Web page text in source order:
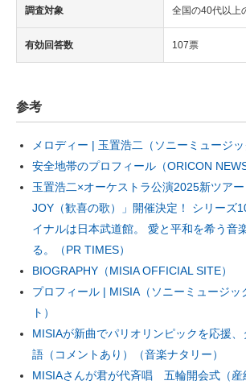
調査対象 全国の40代以上
有効回答数 107票
参考
メロディー | 玉置浩二（ソニーミュージッ
安全地帯のプロフィール（ORICON NEWS
玉置浩二×オーケストラ公演2025新ツア
JOY（歓喜の歌）」開催決定！ シリーズ
イナルは日本武道館。 愛と平和を希う音
る。（PR TIMES）
BIOGRAPHY（MISIA OFFICIAL SITE）
プロフィール | MISIA（ソニーミュージッ
ト）
MISIAが新曲でパリオリンピックを応援
語（コメントあり）（音楽ナタリー）
MISIAさんが君が代斉唱 五輪開会式（産